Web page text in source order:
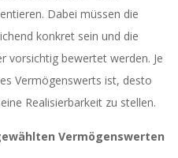
Dabei müssen die
konkret sein und die
vorsichtig bewertet werden. Je
Vermögenswerts ist, desto
Realisierbarkeit zu stellen.
Vermögenswerten